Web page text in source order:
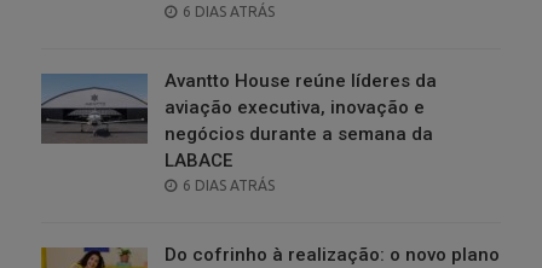
POSTED
6 DIAS ATRÁS
Avantto House reúne líderes da
aviação executiva, inovação e
negócios durante a semana da
LABACE
POSTED
6 DIAS ATRÁS
Do cofrinho à realização: o novo plano